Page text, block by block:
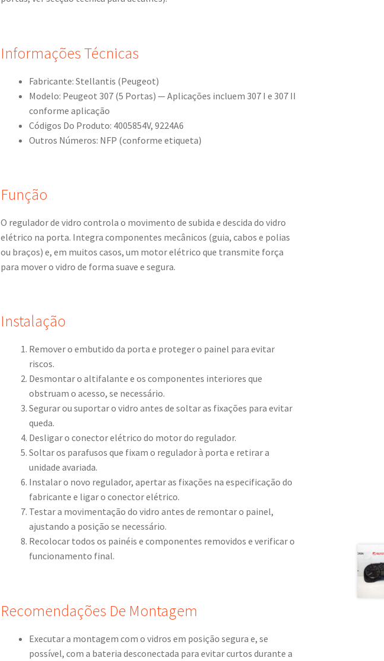
Informações Técnicas
Fabricante: Stellantis (Peugeot)
Modelo: Peugeot 307 (5 Portas) — Aplicações incluem 307 I e 307 II
conforme aplicação
Códigos Do Produto: 4005854V, 9224A6
Outros Números: NFP (conforme etiqueta)
Função
O regulador de vidro controla o movimento de subida e descida do vidro
elétrico na porta. Integra componentes mecânicos (guia, cabos e polias
ou braços) e, em muitos casos, um motor elétrico que transmite força
para mover o vidro de forma suave e segura.
Instalação
Remover o embutido da porta e proteger o painel para evitar
riscos.
Desmontar o altifalante e os componentes interiores que
obstruam o acesso, se necessário.
Segurar ou suportar o vidro antes de soltar as fixações para evitar
queda.
Desligar o conector elétrico do motor do regulador.
Soltar os parafusos que fixam o regulador à porta e retirar a
unidade avariada.
Instalar o novo regulador, apertar as fixações na especificação do
fabricante e ligar o conector elétrico.
Testar a movimentação do vidro antes de remontar o painel,
ajustando a posição se necessário.
Recolocar todos os painéis e componentes removidos e verificar o
funcionamento final.
Recomendações De Montagem
Executar a montagem com o vidros em posição segura e, se
possível, com a bateria desconectada para evitar curtos durante a